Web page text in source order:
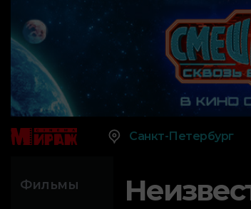
Санкт-Петербург
Фильмы